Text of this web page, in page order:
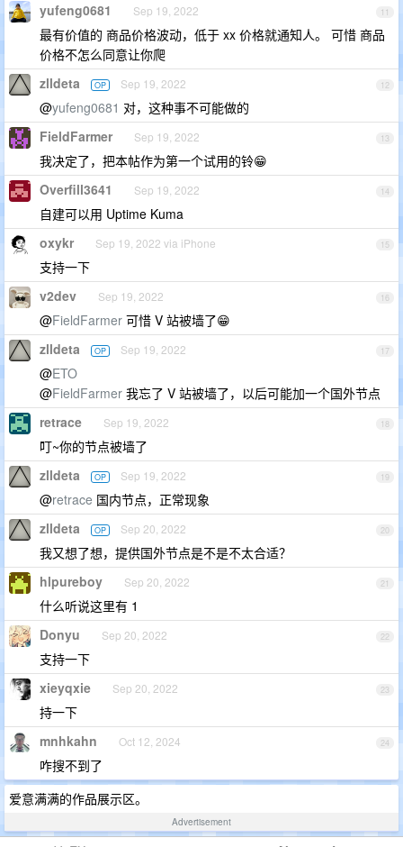
11
yufeng0681 Sep 19, 2022
最有价值的 商品价格波动，低于 xx 价格就通知人。 可惜 商品
价格不怎么同意让你爬
12
zlldeta OP Sep 19, 2022
@yufeng0681 对，这种事不可能做的
13
FieldFarmer Sep 19, 2022
我决定了，把本帖作为第一个试用的铃😁
14
Overfill3641 Sep 19, 2022
自建可以用 Uptime Kuma
15
oxykr Sep 19, 2022 via iPhone
支持一下
16
v2dev Sep 19, 2022
@FieldFarmer 可惜 V 站被墙了😁
17
zlldeta OP Sep 19, 2022
@ETO
@FieldFarmer 我忘了 V 站被墙了，以后可能加一个国外节点
18
retrace Sep 19, 2022
叮~你的节点被墙了
19
zlldeta OP Sep 19, 2022
@retrace 国内节点，正常现象
20
zlldeta OP Sep 20, 2022
我又想了想，提供国外节点是不是不太合适？
21
hlpureboy Sep 20, 2022
什么听说这里有 1
22
Donyu Sep 20, 2022
支持一下
23
xieyqxie Sep 20, 2022
持一下
24
mnhkahn Oct 12, 2024
咋搜不到了
爱意满满的作品展示区。
Advertisement